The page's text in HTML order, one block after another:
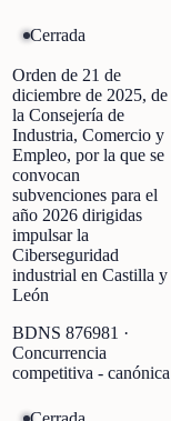
Cerrada
Orden de 21 de
diciembre de 2025, de
la Consejería de
Industria, Comercio y
Empleo, por la que se
convocan
subvenciones para el
año 2026 dirigidas
impulsar la
Ciberseguridad
industrial en Castilla y
León
BDNS 876981 ·
Concurrencia
competitiva - canónica